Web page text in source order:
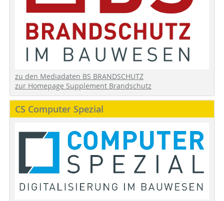
zu den Mediadaten BS BRANDSCHUTZ
zur Homepage Supplement Brandschutz
CS Computer Spezial